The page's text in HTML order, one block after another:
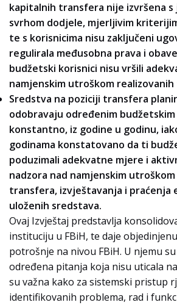
kapitalnih transfera nije izvršena
svrhom dodjele, mjerljivim
te s korisnicima nisu zaključeni
regulirala međusobna prava i
budžetski korisnici nisu vršili
namjenskim utroškom
Sredstva na poziciji transfera
odobravaju određenim budžetskim
konstantno, iz godine u godinu,
godinama konstatovano da ti
poduzimali adekvatne mjere i
nadzora nad namjenskim
transfera, izvještavanja i praćenja
uloženih sredstava.
Ovaj Izvještaj predstavlja
instituciju u FBiH, te daje
potrošnje na nivou FBiH. U njemu
određena pitanja koja nisu uticala
su važna kako za sistemski pristup
identifikovanih problema, rad i